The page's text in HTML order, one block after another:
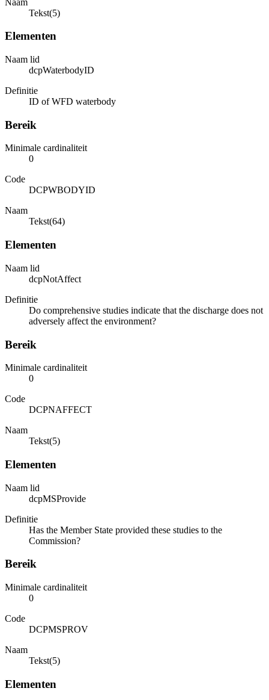
Tekst(5)
Elementen
Naam lid
dcpWaterbodyID
Definitie
ID of WFD waterbody
Bereik
Minimale cardinaliteit
0
Code
DCPWBODYID
Naam
Tekst(64)
Elementen
Naam lid
dcpNotAffect
Definitie
Do comprehensive studies indicate that the discharge does not
adversely affect the environment?
Bereik
Minimale cardinaliteit
0
Code
DCPNAFFECT
Naam
Tekst(5)
Elementen
Naam lid
dcpMSProvide
Definitie
Has the Member State provided these studies to the
Commission?
Bereik
Minimale cardinaliteit
0
Code
DCPMSPROV
Naam
Tekst(5)
Elementen